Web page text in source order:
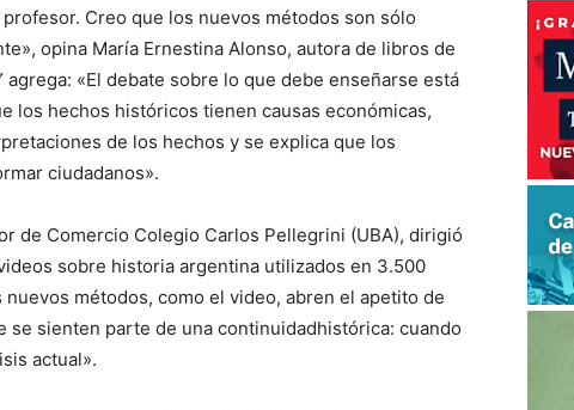
Creo que los nuevos métodos son sólo
opina María Ernestina Alonso, autora de libros de
«El debate sobre lo que debe enseñarse está
los hechos históricos tienen causas económicas,
de los hechos y se explica que los
ciudadanos».
de Comercio Colegio Carlos Pellegrini (UBA), dirigió
sobre historia argentina utilizados en 3.500
métodos, como el video, abren el apetito de
se sienten parte de una continuidadhistórica: cuando
actual».